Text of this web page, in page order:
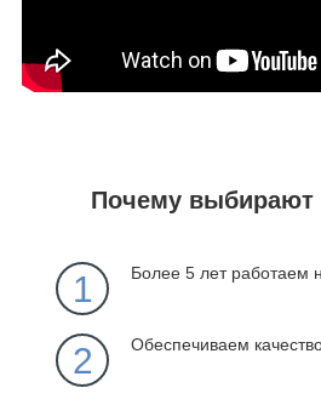
Почему выбирают
1 Более 5 лет работаем
2 Обеспечиваем